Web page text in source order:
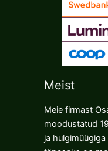
Meist
Meie firmast
moodustatud
ja